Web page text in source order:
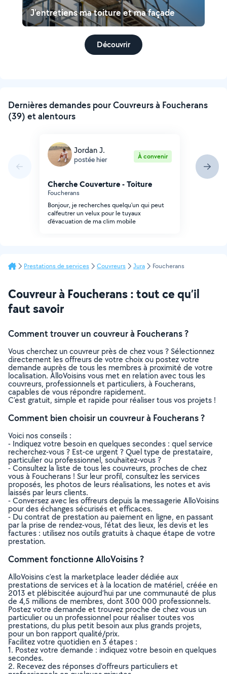
J'entretiens ma toiture et ma façade
Découvrir
Dernières demandes pour Couvreurs à Foucherans
(39) et alentours
Jordan J.
postée hier À convenir
Cherche Couverture - Toiture
Foucherans
Bonjour, je recherches quelqu'un qui peut
calfeutrer un velux pour le tuyaux
d'évacuation de ma clim mobile
Prestations de services Couvreurs Jura Foucherans
Couvreur à Foucherans : tout ce qu’il
faut savoir
Comment trouver un couvreur à Foucherans ?
Vous cherchez un couvreur près de chez vous ? Sélectionnez
directement les offreurs de votre choix ou postez votre
demande auprès de tous les membres à proximité de votre
localisation. AlloVoisins vous met en relation avec tous les
couvreurs, professionnels et particuliers, à Foucherans,
capables de vous répondre rapidement.
C’est gratuit, simple et rapide pour réaliser tous vos projets !
Comment bien choisir un couvreur à Foucherans ?
Voici nos conseils :
- Indiquez votre besoin en quelques secondes : quel service
recherchez-vous ? Est-ce urgent ? Quel type de prestataire,
particulier ou professionnel, souhaitez-vous ?
- Consultez la liste de tous les couvreurs, proches de chez
vous à Foucherans ! Sur leur profil, consultez les services
proposés, les photos de leurs réalisations, les notes et avis
laissés par leurs clients.
- Conversez avec les offreurs depuis la messagerie AlloVoisins
pour des échanges sécurisés et efficaces.
- Du contrat de prestation au paiement en ligne, en passant
par la prise de rendez-vous, l’état des lieux, les devis et les
factures : utilisez nos outils gratuits à chaque étape de votre
prestation.
Comment fonctionne AlloVoisins ?
AlloVoisins c’est la marketplace leader dédiée aux
prestations de services et à la location de matériel, créée en
2013 et plébiscitée aujourd’hui par une communauté de plus
de 4,5 millions de membres, dont 300 000 professionnels.
Postez votre demande et trouvez proche de chez vous un
particulier ou un professionnel pour réaliser toutes vos
prestations, du plus petit besoin aux plus grands projets,
pour un bon rapport qualité/prix.
Facilitez votre quotidien en 3 étapes :
1. Postez votre demande : indiquez votre besoin en quelques
secondes.
2. Recevez des réponses d’offreurs particuliers et